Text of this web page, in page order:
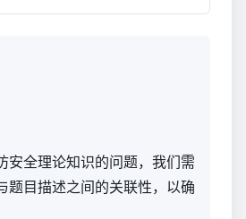
安全理论知识的问题，我们需
题目描述之间的关联性，以确